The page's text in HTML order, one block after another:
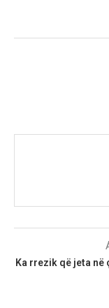
Ka rrezik që jeta